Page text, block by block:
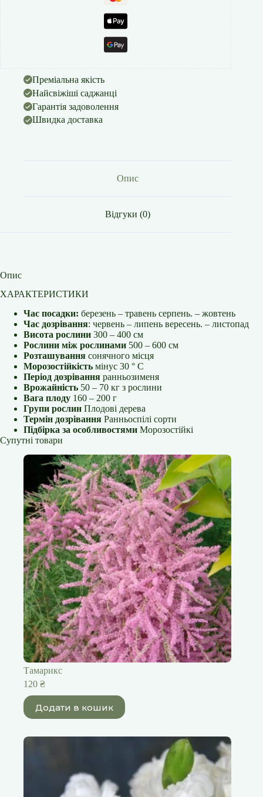
Преміальна якість
Найсвіжіші саджанці
Гарантія задоволення
Швидка доставка
Опис
Відгуки (0)
Опис
ХАРАКТЕРИСТИКИ
Час посадки: березень – травень серпень. – жовтень
Час дозрівання: червень – липень вересень. – листопад
Висота рослини 300 – 400 см
Рослини між рослинами 500 – 600 см
Розташування сонячного місця
Морозостійкість мінус 30 ° С
Період дозрівання ранньозименя
Врожайність 50 – 70 кг з рослини
Вага плоду 160 – 200 г
Групи рослин Плодові дерева
Термін дозрівання Ранньоспілі сорти
Підбірка за особливостями Морозостійкі
Супутні товари
Тамарикс
120 ₴
Додати в кошик